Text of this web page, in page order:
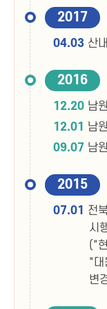
2017
04.03 산
2016
12.20 남
12.01
남
09.07 남
2015
07.01
전
시
("
"대
변